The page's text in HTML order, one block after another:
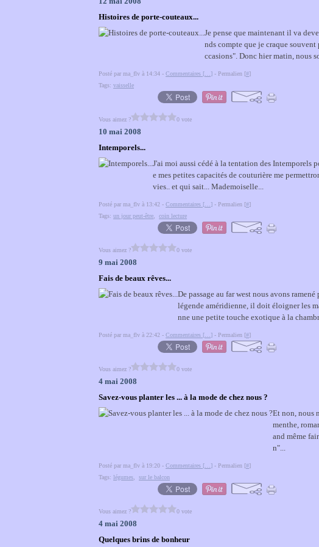
Histoires de porte-couteaux...
Je pense que maintenant il va
nds compte que je craque
ccasions". Donc hier matin, nous
Posté par ma_flv à 14:34 - Commentaires [ ] - Permalien [#]
Tags: vaisselle
Vous aimez ? 0 vote
10 mai 2008
Intemporels...
J'ai moi aussi cédé à la tentation des Intemporels
e mes petites capacités de couturière me
vies.. et qui sait... Mademoiselle...
Posté par ma_flv à 13:42 - Commentaires [ ] - Permalien [#]
Tags: un jour peut-être coin lecture
Vous aimez ? 0 vote
9 mai 2008
Fais de beaux rêves...
De passage au far west nous avons
légende améridienne, il doit éloigner les
nne une petite touche exotique à la
Posté par ma_flv à 22:42 - Commentaires [ ] - Permalien [#]
Vous aimez ? 0 vote
4 mai 2008
Savez-vous planter les ... à la mode de chez nous ?
Et non, nous
menthe,
and même
n"...
Posté par ma_flv à 19:20 - Commentaires [ ] - Permalien [#]
Tags: légumes sur le balcon
Vous aimez ? 0 vote
4 mai 2008
Quelques brins de bonheur